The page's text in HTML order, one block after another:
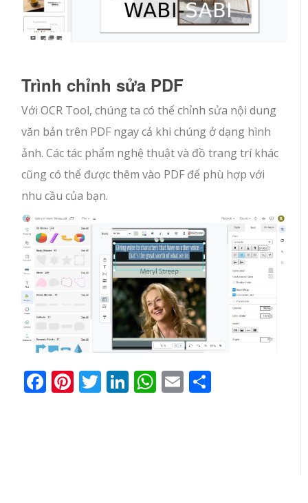
Trình chỉnh sửa PDF
Với OCR Tool, chúng ta có thể chỉnh sửa nội dung
văn bản trên PDF ngay cả khi chúng ở dạng hình
ảnh. Các tác phẩm nghệ thuật và đồ trang trí khác
cũng có thể được thêm vào PDF để phù hợp với
nhu cầu của bạn.
Facebook
Pinterest
Twitter
LinkedIn
WhatsApp
Email